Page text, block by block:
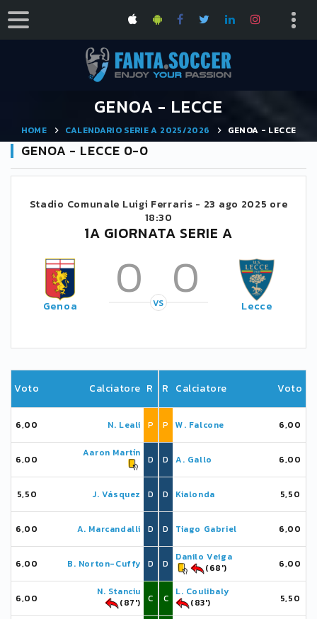
GENOA - LECCE
HOME CALENDARIO SERIE A 2025/2026 GENOA - LECCE
GENOA - LECCE 0-0
Stadio Comunale Luigi Ferraris - 23 ago 2025 ore
18:30
1A GIORNATA SERIE A
Genoa 0 0
VS Lecce
Voto Calciatore R
6,00 N. Leali P
6,00
Aaron Martín
D
5,50 J. Vásquez D
6,00 A. Marcandalli D
6,00 B. Norton-Cuffy D
6,00
N. Stanciu
(87')
C
R Calciatore Voto
P W. Falcone 6,00
D A. Gallo 6,00
D Kialonda 5,50
D Tiago Gabriel 6,00
D
Danilo Veiga
(68')
6,00
C
L. Coulibaly
(83')
5,50